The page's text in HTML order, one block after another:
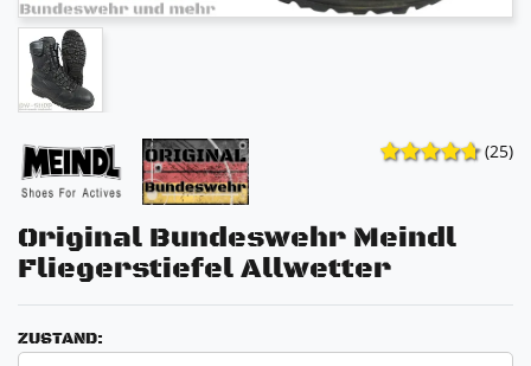
(25)
Original Bundeswehr Meindl
Fliegerstiefel Allwetter
ZUSTAND: